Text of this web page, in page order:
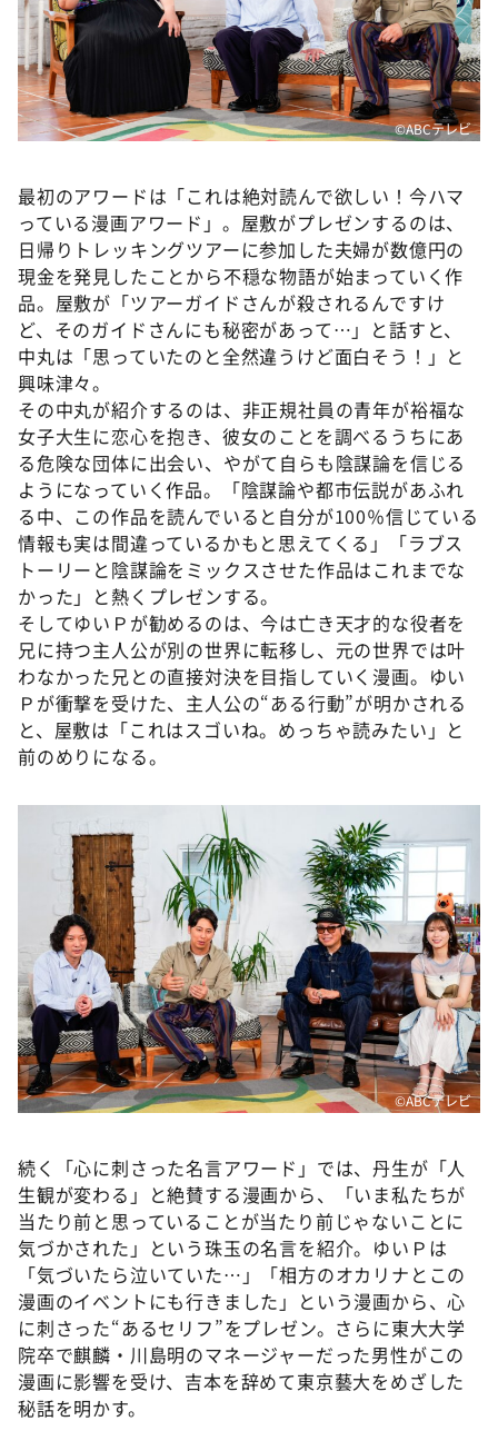
©️ABCテレビ
最初のアワードは「これは絶対読んで欲しい！今ハマ
っている漫画アワード」。屋敷がプレゼンするのは、
日帰りトレッキングツアーに参加した夫婦が数億円の
現金を発見したことから不穏な物語が始まっていく作
品。屋敷が「ツアーガイドさんが殺されるんですけ
ど、そのガイドさんにも秘密があって…」と話すと、
中丸は「思っていたのと全然違うけど面白そう！」と
興味津々。
その中丸が紹介するのは、非正規社員の青年が裕福な
女子大生に恋心を抱き、彼女のことを調べるうちにあ
る危険な団体に出会い、やがて自らも陰謀論を信じる
ようになっていく作品。「陰謀論や都市伝説があふれ
る中、この作品を読んでいると自分が100％信じている
情報も実は間違っているかもと思えてくる」「ラブス
トーリーと陰謀論をミックスさせた作品はこれまでな
かった」と熱くプレゼンする。
そしてゆいＰが勧めるのは、今は亡き天才的な役者を
兄に持つ主人公が別の世界に転移し、元の世界では叶
わなかった兄との直接対決を目指していく漫画。ゆい
Ｐが衝撃を受けた、主人公の“ある行動”が明かされる
と、屋敷は「これはスゴいね。めっちゃ読みたい」と
前のめりになる。
©️ABCテレビ
続く「心に刺さった名言アワード」では、丹生が「人
生観が変わる」と絶賛する漫画から、「いま私たちが
当たり前と思っていることが当たり前じゃないことに
気づかされた」という珠玉の名言を紹介。ゆいＰは
「気づいたら泣いていた…」「相方のオカリナとこの
漫画のイベントにも行きました」という漫画から、心
に刺さった“あるセリフ”をプレゼン。さらに東大大学
院卒で麒麟・川島明のマネージャーだった男性がこの
漫画に影響を受け、吉本を辞めて東京藝大をめざした
秘話を明かす。